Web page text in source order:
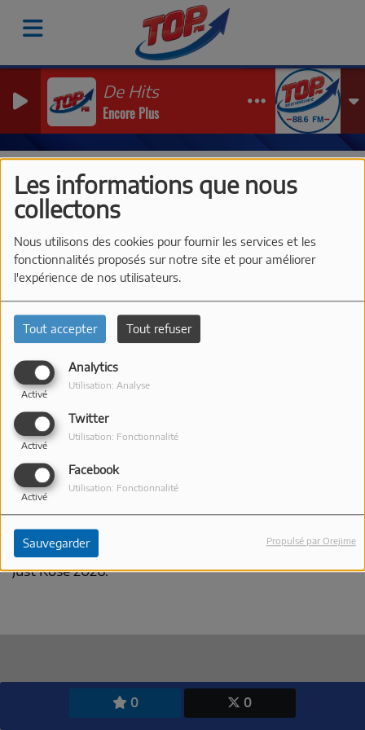
Les informations que nous
collectons
Nous utilisons des cookies pour fournir les services et les
fonctionnalités proposés sur notre site et pour améliorer
l'expérience de nos utilisateurs.
Tout accepter Tout refuser
Analytics
Activé
Utilisation: Analyse
Twitter
Activé
Utilisation: Fonctionnalité
Facebook
Activé
Utilisation: Fonctionnalité
Sauvegarder Propulsé par Orejime
De Hits
Encore Plus
Vidéos Les Interviews de TOP FM à Just'Rosé 2026
DOMAINE PIERACCI -
0 0
11 MAI 2026
Faites connaissance avec le domaine Piracci en
écoutant l'interview de Flora sur TOP FM pendant
Just'Rosé 2026.